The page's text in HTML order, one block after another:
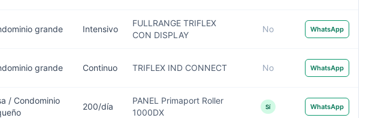
grande Intensivo
FULLRANGE TRIFLEX
CON DISPLAY
No WhatsApp
grande Continuo TRIFLEX IND CONNECT No WhatsApp
/ Condominio
200/día
PANEL Primaport Roller
1000DX
Sí WhatsApp